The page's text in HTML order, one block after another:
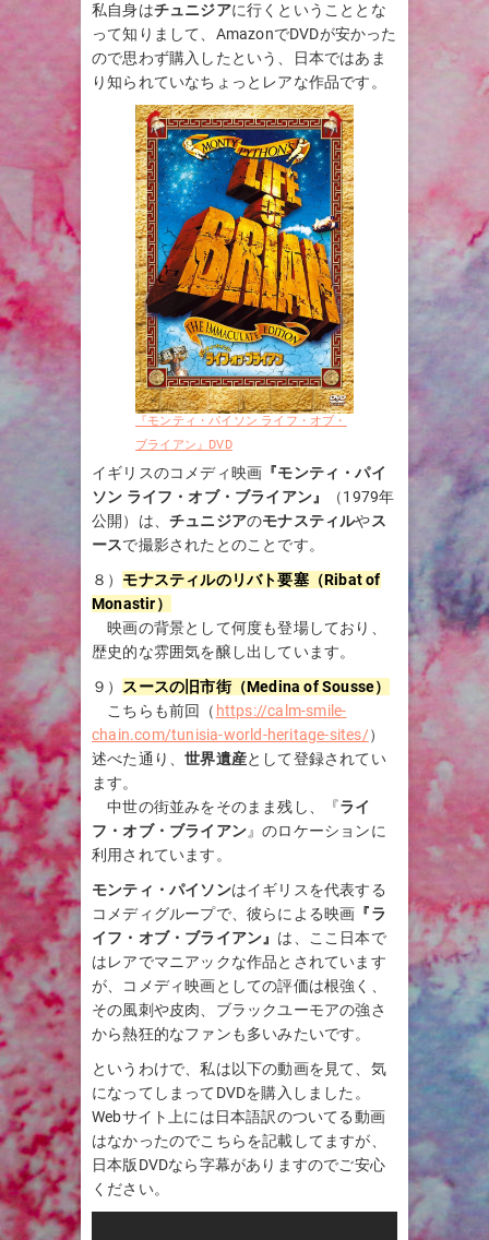
私自身はチュニジアに行くということとな
って知りまして、AmazonでDVDが安かった
ので思わず購入したという、日本ではあま
り知られていなちょっとレアな作品です。
『モンティ・パイソン ライフ・オブ・
ブライアン』DVD
イギリスのコメディ映画 『モンティ・パイ
ソン ライフ・オブ・ブライアン』
（1979年
公開）は、 チュニジアのモナスティルやス
ースで撮影されたとのことです。
８） モナスティルのリバト要塞（Ribat of
Monastir）
映画の背景として何度も登場しており、
歴史的な雰囲気を醸し出しています。
９） スースの旧市街（Medina of Sousse）
こちらも前回（ https://calm-smile-
chain.com/tunisia-world-heritage-sites/）
述べた通り、世界遺産として登録されてい
ます。
中世の街並みをそのまま残し、『ライ
フ・オブ・ブライアン』のロケーションに
利用されています。
モンティ・パイソンはイギリスを代表する
コメディグループで、彼らによる映画 『ラ
イフ・オブ・ブライアン』 は、ここ日本で
はレアでマニアックな作品とされています
が、コメディ映画としての評価は根強く、
その風刺や皮肉、ブラックユーモアの強さ
から熱狂的なファンも多いみたいです。
というわけで、私は以下の動画を見て、気
になってしまってDVDを購入しました。
Webサイト上には日本語訳のついてる動画
はなかったのでこちらを記載してますが、
日本版DVDなら字幕がありますのでご安心
ください。